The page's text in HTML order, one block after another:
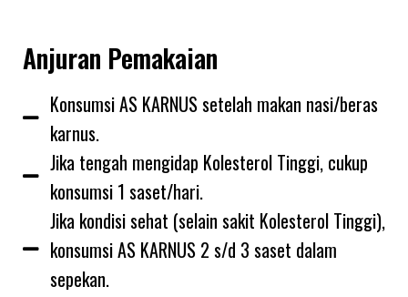
Anjuran Pemakaian
Konsumsi AS KARNUS setelah makan nasi/beras
karnus.
Jika tengah mengidap Kolesterol Tinggi, cukup
konsumsi 1 saset/hari.
Jika kondisi sehat (selain sakit Kolesterol Tinggi),
konsumsi AS KARNUS 2 s/d 3 saset dalam
sepekan.